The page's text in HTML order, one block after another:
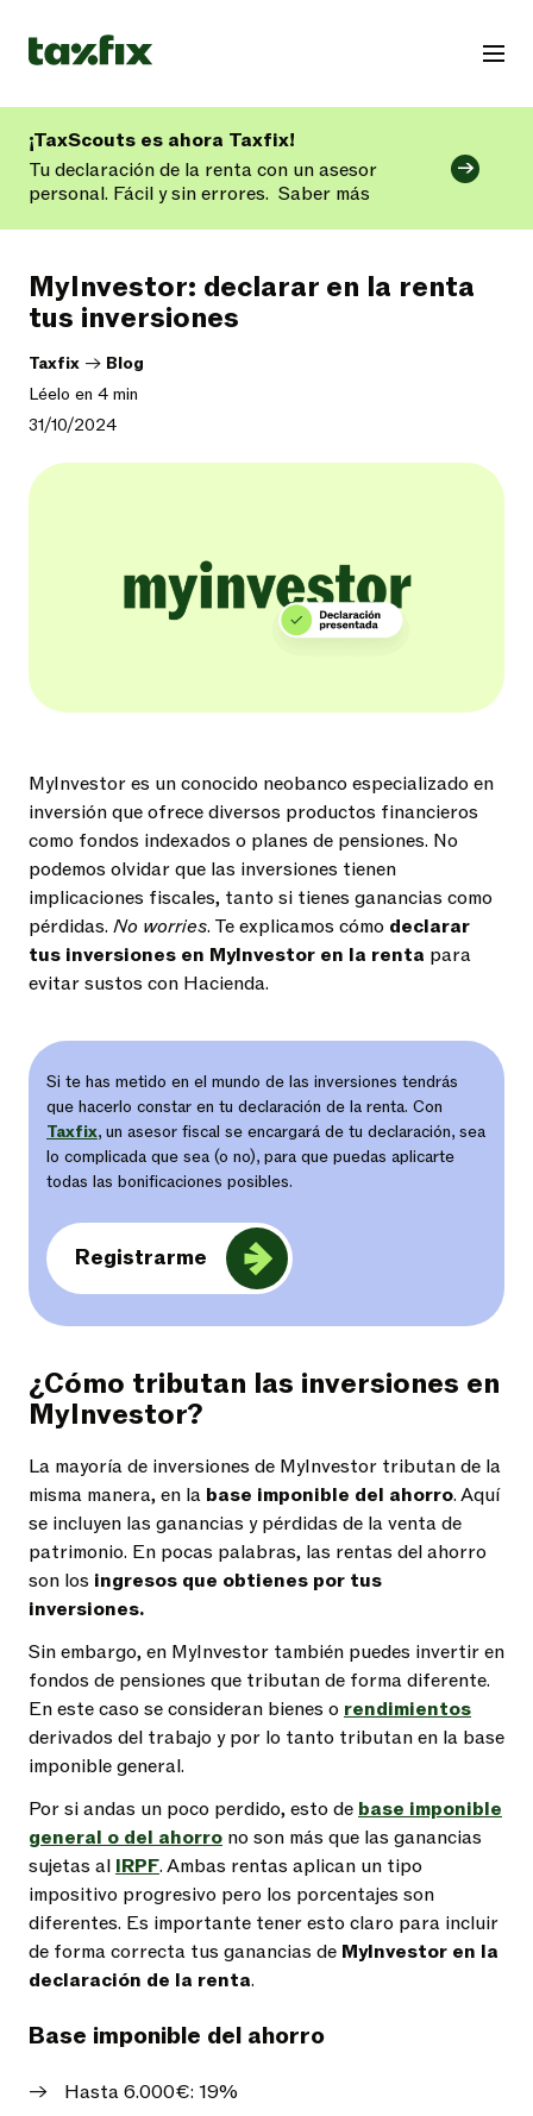
¡TaxScouts es ahora Taxfix!
Tu declaración de la renta con un asesor
personal. Fácil y sin errores. Saber más
MyInvestor: declarar en la renta
tus inversiones
Taxfix -> Blog
Léelo en 4 min
31/10/2024
MyInvestor es un conocido neobanco especializado en
inversión que ofrece diversos productos financieros
como fondos indexados o planes de pensiones. No
podemos olvidar que las inversiones tienen
implicaciones fiscales, tanto si tienes ganancias como
pérdidas. No worries. Te explicamos cómo declarar
tus inversiones en MyInvestor en la renta para
evitar sustos con Hacienda.
Si te has metido en el mundo de las inversiones tendrás
que hacerlo constar en tu declaración de la renta. Con
Taxfix, un asesor fiscal se encargará de tu declaración, sea
lo complicada que sea (o no), para que puedas aplicarte
todas las bonificaciones posibles.
Registrarme
¿Cómo tributan las inversiones en
MyInvestor?
La mayoría de inversiones de MyInvestor tributan de la
misma manera, en la base imponible del ahorro. Aquí
se incluyen las ganancias y pérdidas de la venta de
patrimonio. En pocas palabras, las rentas del ahorro
son los ingresos que obtienes por tus
inversiones.
Sin embargo, en MyInvestor también puedes invertir en
fondos de pensiones que tributan de forma diferente.
En este caso se consideran bienes o rendimientos
derivados del trabajo y por lo tanto tributan en la base
imponible general.
Por si andas un poco perdido, esto de base imponible
general o del ahorro no son más que las ganancias
sujetas al IRPF. Ambas rentas aplican un tipo
impositivo progresivo pero los porcentajes son
diferentes. Es importante tener esto claro para incluir
de forma correcta tus ganancias de MyInvestor en la
declaración de la renta.
Base imponible del ahorro
Hasta 6.000€: 19%